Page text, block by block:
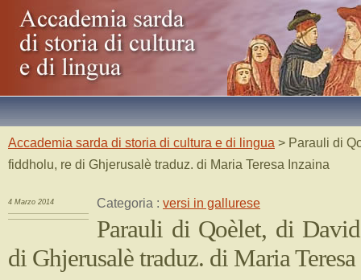
Accademia sarda di storia di cultura e di lingua > Parauli di
fiddholu, re di Ghjerusalè traduz. di Maria Teresa Inzaina
4 Marzo 2014 Categoria : versi in gallurese
Parauli di Qoèlet, di
di Ghjerusalè traduz. di Maria